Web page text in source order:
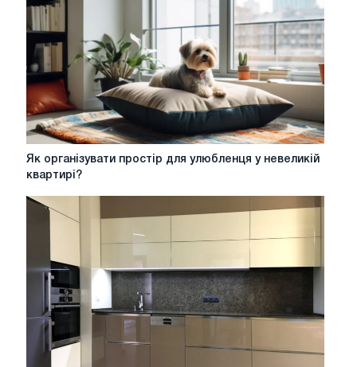
Як
організувати
для
улюбленця
квартирі?
Як організувати простір для улюбленця у невеликій
квартирі?